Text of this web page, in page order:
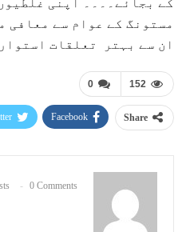
کے بجائے۔۔۔۔ اپنی
مستونگ کے عوام سے معافی
ان سے بہتر تعلقات
0 152
Share
Facebook
0 Comments